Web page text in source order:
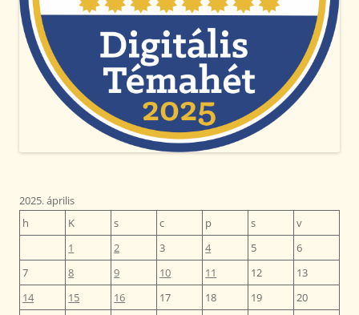
2025. április
h
K s c p s
v
1
2 3 4 5
6
7
8 9 10 11 12
13
14
15 16 17 18 19
20